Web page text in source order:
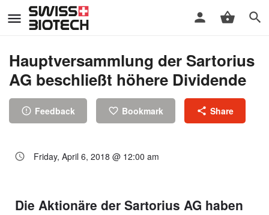
Hauptversammlung der Sartorius
AG beschließt höhere Dividende
Feedback Bookmark Share
Friday, April 6, 2018 @ 12:00 am
Die Aktionäre der Sartorius AG haben